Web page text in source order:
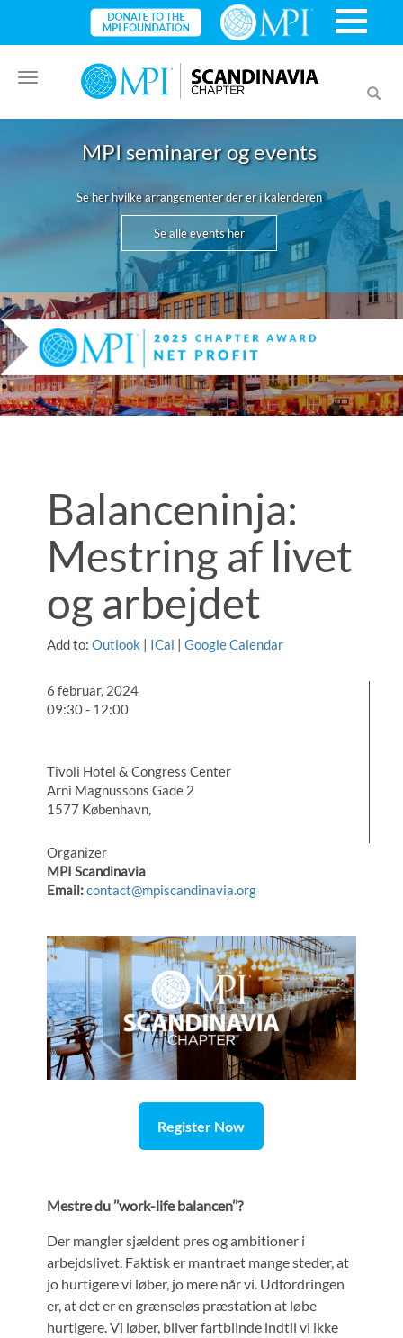
Toggle
navigation
MPI seminarer og events
Se her hvilke arrangementer der er i kalenderen
Se alle events her
Balanceninja:
Mestring af livet
og arbejdet
Add to: Outlook | ICal |Google Calendar
6 februar, 2024
09:30 - 12:00
Tivoli Hotel & Congress Center
Arni Magnussons Gade 2
1577 København,
Organizer
MPI Scandinavia
Email:contact@mpiscandinavia.org
Register Now
Mestre du ’’work-life balancen’’?
Der mangler sjældent pres og ambitioner i
arbejdslivet. Faktisk er mantraet mange steder, at
jo hurtigere vi løber, jo mere når vi. Udfordringen
er, at det er en grænseløs præstation at løbe
hurtigere. Vi løber, bliver fartblinde indtil vi ikke